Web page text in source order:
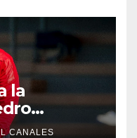
la
CANALES